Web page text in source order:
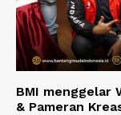
BMI menggelar
& Pameran